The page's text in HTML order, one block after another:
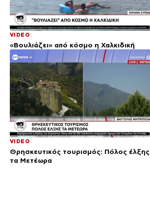
VIDEO
«Βουλιάζει» από κόσμο η Χαλκιδική
VIDEO
Θρησκευτικός τουρισμός: Πόλος έλξης
τα Μετέωρα